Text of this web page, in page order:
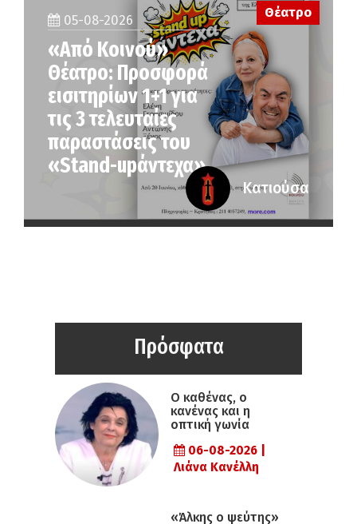
05-08-2026
«Από Κοινού»
Θέατρο: Προσφορά
εισιτηρίων 1+1 για
τις 3 τελευταίες
παραστάσεις του
«Stand-upάντεχα»
Θέατρο
Κατιούσα
Πρόσφατα
Ο καθένας, ο
κανένας και η
οπτική γωνία
06-08-2026 |
Λιάνα Κανέλλη
«Άλκης ο ψεύτης»